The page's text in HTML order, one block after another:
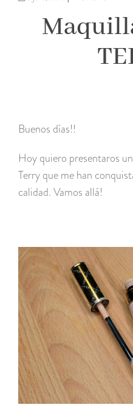
Buenos días!!
Hoy quiero presentaros
Terry que me han
calidad. Vamos allá!